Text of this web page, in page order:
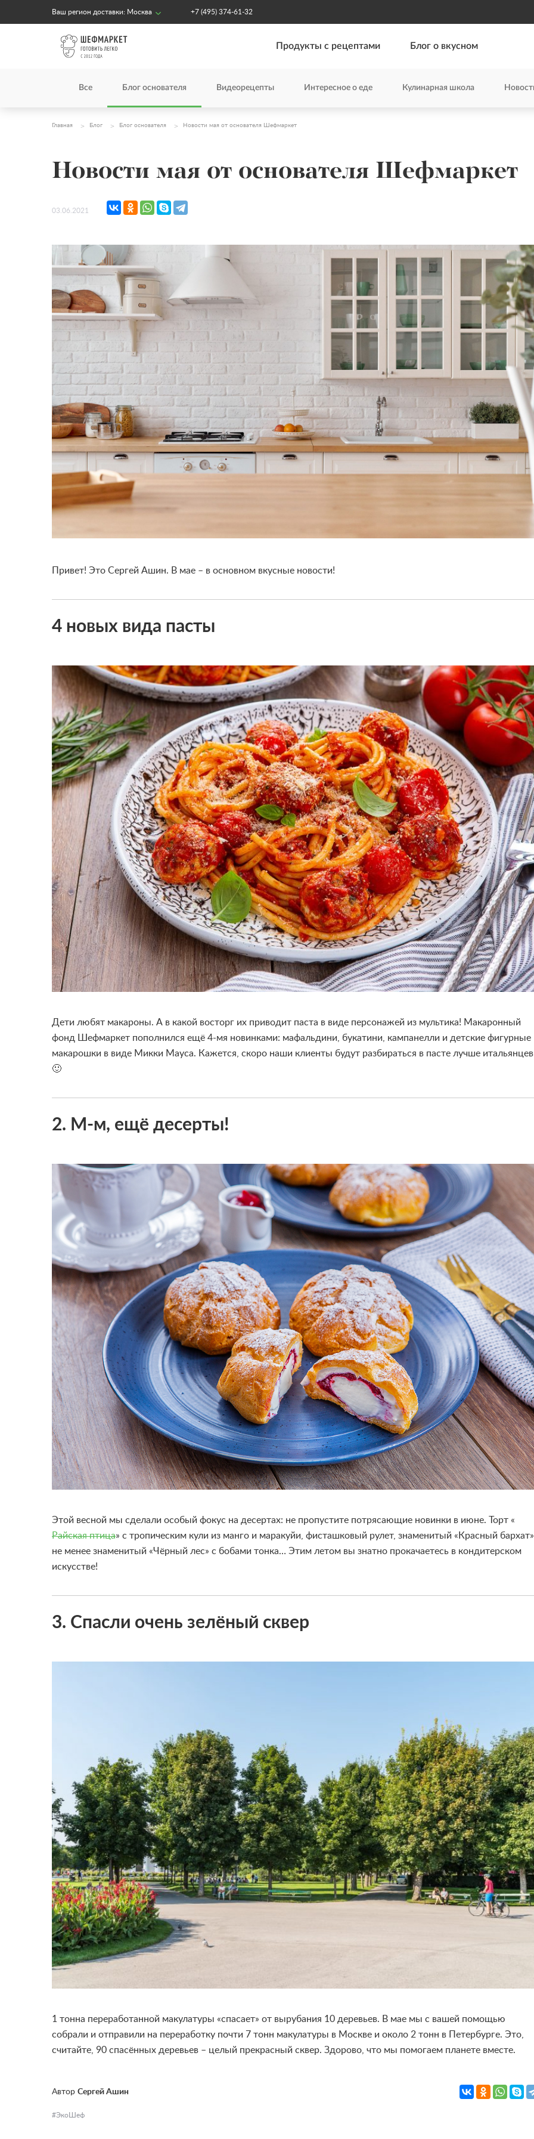
Ваш регион доставки: Москва +7 (495) 374-61-32
Продукты с рецептами Блог о вкусном
Все Блог основателя Видеорецепты Интересное о еде Кулинарная школа
Главная Блог Блог основателя Новости мая от основателя Шефмаркет
Новости мая от основателя Шефмаркет
03.06.2021
Привет! Это Сергей Ашин. В мае – в основном вкусные новости!
4 новых вида пасты
Дети любят макароны. А в какой восторг их приводит паста в виде персонажей из мультика! Макаронный
фонд Шефмаркет пополнился ещё 4-мя новинками: мафальдини, букатини, кампанелли и детские фигурные
макарошки в виде Микки Мауса. Кажется, скоро наши клиенты будут разбираться в пасте лучше итальянцев
🙂
2. М-м, ещё десерты!
Этой весной мы сделали особый фокус на десертах: не пропустите потрясающие новинки в июне. Торт «
Райская птица» с тропическим кули из манго и маракуйи, фисташковый рулет, знаменитый «Красный
не менее знаменитый «Чёрный лес» с бобами тонка… Этим летом вы знатно прокачаетесь в кондитерском
искусстве!
3. Спасли очень зелёный сквер
1 тонна переработанной макулатуры «спасает» от вырубания 10 деревьев. В мае мы с вашей помощью
собрали и отправили на переработку почти 7 тонн макулатуры в Москве и около 2 тонн в Петербурге. Это,
считайте, 90 спасённых деревьев – целый прекрасный сквер. Здорово, что мы помогаем планете вместе.
Автор Сергей Ашин
ЭкоШеф